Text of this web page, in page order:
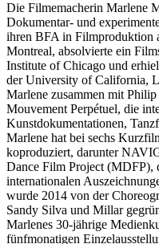
Die Filmemacherin Marlene
Dokumentar- und
ihren BFA in Filmproduktion
Montreal, absolvierte ein
Institute of Chicago und
der University of California,
Marlene zusammen mit
Mouvement Perpétuel, die
Kunstdokumentationen,
Marlene hat bei sechs
koproduziert, darunter
Dance Film Project (MDFP),
internationalen
wurde 2014 von der
Sandy Silva und Millar
Marlenes 30-jährige
fünfmonatigen